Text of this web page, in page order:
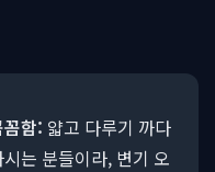
함: 얇고 다루기 까다
는 분들이라, 변기 오